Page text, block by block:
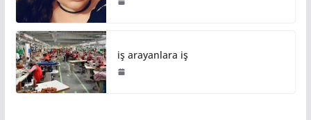
iş arayanlara iş